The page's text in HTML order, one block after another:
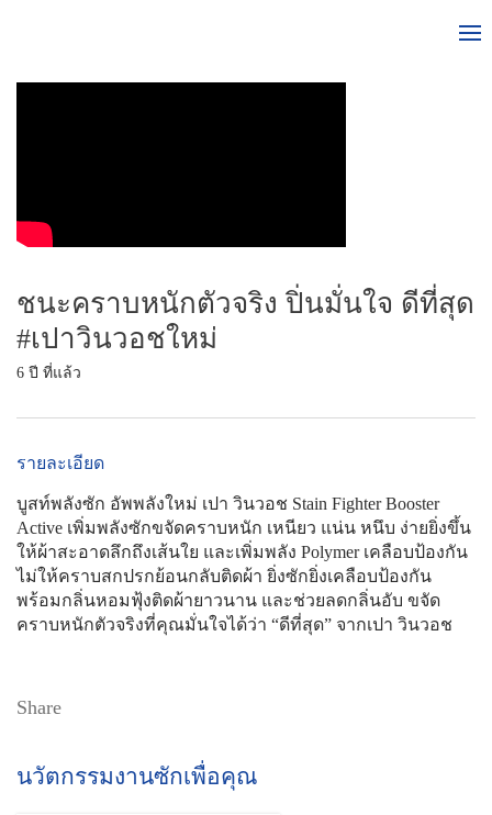
ชนะคราบหนักตัวจริง ปิ่นมั่นใจ ดีที่สุด
#เปาวินวอชใหม่
6 ปี ที่แล้ว
รายละเอียด
บูสท์พลังซัก อัพพลังใหม่ เปา วินวอช Stain Fighter Booster
Active เพิ่มพลังซักขจัดคราบหนัก เหนียว แน่น หนึบ ง่ายยิ่งขึ้น
ให้ผ้าสะอาดลึกถึงเส้นใย และเพิ่มพลัง Polymer เคลือบป้องกัน
ไม่ให้คราบสกปรกย้อนกลับติดผ้า ยิ่งซักยิ่งเคลือบป้องกัน
พร้อมกลิ่นหอมฟุ้งติดผ้ายาวนาน และช่วยลดกลิ่นอับ ขจัด
คราบหนักตัวจริงที่คุณมั่นใจได้ว่า “ดีที่สุด” จากเปา วินวอช
Share
นวัตกรรมงานซักเพื่อคุณ